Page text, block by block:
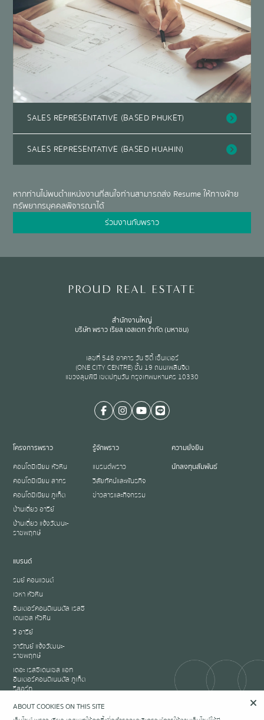
SALES REPRESENTATIVE (BASED PHUKET)
SALES REPRESENTATIVE (BASED HUAHIN)
หากท่านไม่พบตำแหน่งงานที่สนใจท่านสามารถส่ง Resume ให้ทางฝ่าย
ทรัพยากรบุคคลพิจารณาได้
ร่วมงานกับพราว
PROUD REAL ESTATE
สำนักงานใหญ่
บริษัท พราว เรียล เอสเตท จำกัด (มหาชน)
เลขที่ 548 อาคาร วัน ซิตี้ เซ็นเตอร์
(ONE CITY CENTRE) ชั้น 19 ถนนเพลินจิต
แขวงลุมพินี เขตปทุมวัน กรุงเทพมหานคร 10330
โครงการพราว
คอนโดมิเนียม หัวหิน
คอนโดมิเนียม สาทร
คอนโดมิเนียม ภูเก็ต
บ้านเดี่ยว อารีย์
บ้านเดี่ยว แจ้งวัฒนะ-
ราชพฤกษ์
แบรนด์
รมย์ คอนแวนต์
เวหา หัวหิน
อินเตอร์คอนติเนนตัล เรสซิ
เดนเซส หัวหิน
วี อารีย์
วารัณย์ แจ้งวัฒนะ-
ราชพฤกษ์
เดอะ เรสซิเดนเซส แอท
อินเตอร์คอนติเนนตัล ภูเก็ต
รีสอร์ท
รู้จักพราว
แบรนด์พราว
วิสัยทัศน์และพันธกิจ
ข่าวสารและกิจกรรม
ความยั่งยืน
นักลงทุนสัมพันธ์
ABOUT COOKIES ON THIS SITE